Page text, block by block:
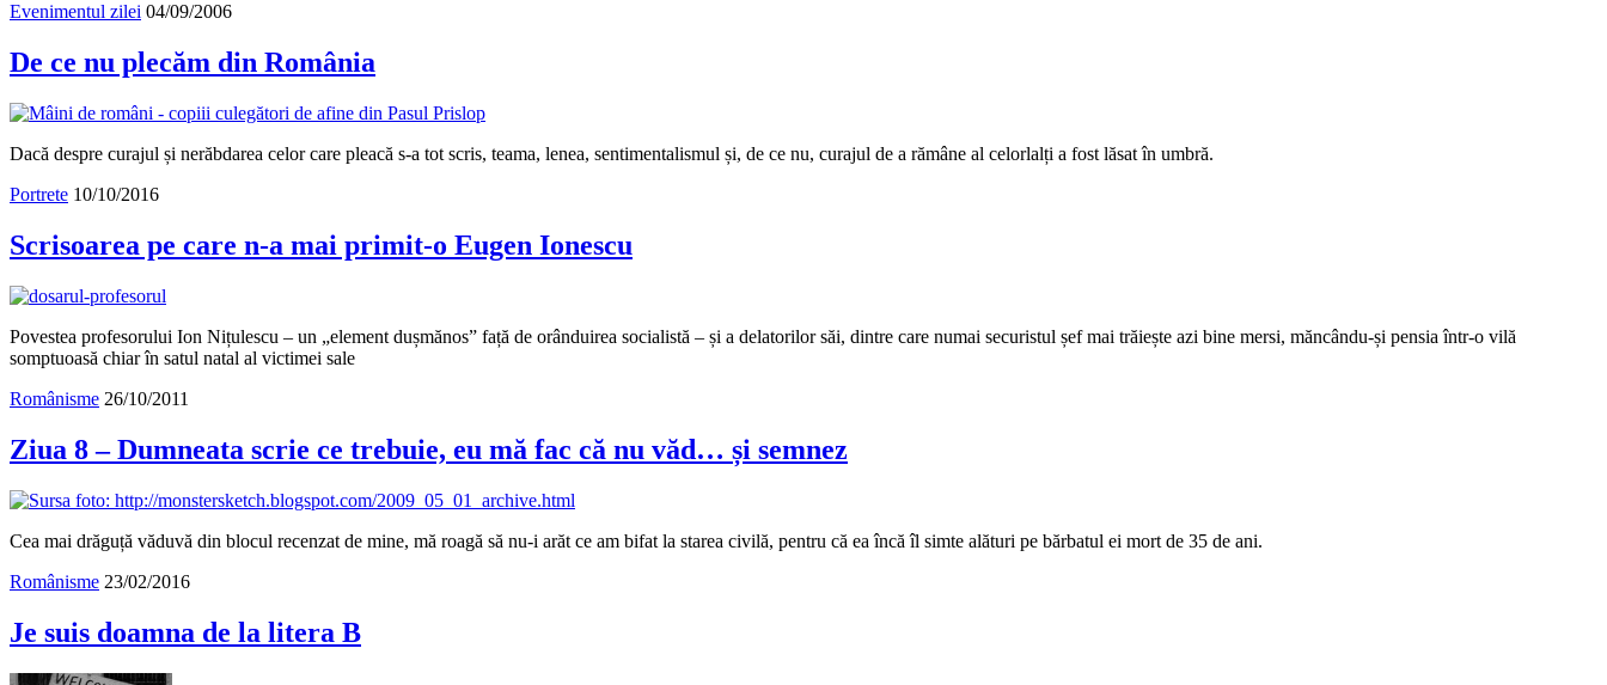
Evenimentul zilei 04/09/2006
De ce nu plecăm din România
Dacă despre curajul și nerăbdarea celor care pleacă s-a tot scris, teama, lenea, sentimentalismul și, de ce nu, curajul de a rămâne al celorlalți a fost lăsat în umbră.
Portrete 10/10/2016
Scrisoarea pe care n-a mai primit-o Eugen Ionescu
Povestea profesorului Ion Nițulescu – un „element dușmănos” față de orânduirea socialistă – și a delatorilor săi, dintre care numai securistul șef mai trăiește azi bine mersi, măncându-și pensia într-o vilă
somptuoasă chiar în satul natal al victimei sale
Românisme 26/10/2011
Ziua 8 – Dumneata scrie ce trebuie, eu mă fac că nu văd… și semnez
Cea mai drăguță văduvă din blocul recenzat de mine, mă roagă să nu-i arăt ce am bifat la starea civilă, pentru că ea încă îl simte alături pe bărbatul ei mort de 35 de ani.
Românisme 23/02/2016
Je suis doamna de la litera B